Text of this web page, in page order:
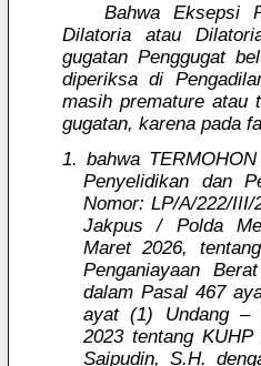
Bahwa Eksepsi
Dilatoria atau
gugatan Penggugat
diperiksa di
masih premature atau
gugatan, karena pada
1. bahwa
Penyelidikan dan
Nomor: LP/A/222/
Jakpus / Polda
Maret 2026,
Penganiayaan
dalam Pasal 467
ayat (1) Undang –
2023 tentang
Saipudin, S.H.